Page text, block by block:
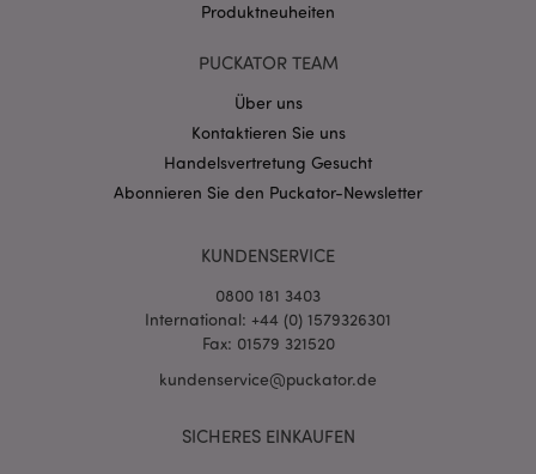
Produktneuheiten
PUCKATOR TEAM
Über uns
Kontaktieren Sie uns
Handelsvertretung Gesucht
Abonnieren Sie den Puckator-Newsletter
KUNDENSERVICE
0800 181 3403
International: +44 (0) 1579326301
Fax: 01579 321520
kundenservice@puckator.de
SICHERES EINKAUFEN
mage-messages
Adobe Inc.